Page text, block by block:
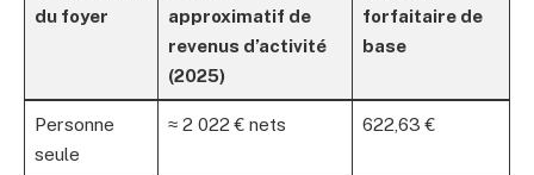
du foyer
approximatif de
revenus d’activité
(2025)
forfaitaire de
base
Personne
seule
≈ 2 022 € nets 622,63 €